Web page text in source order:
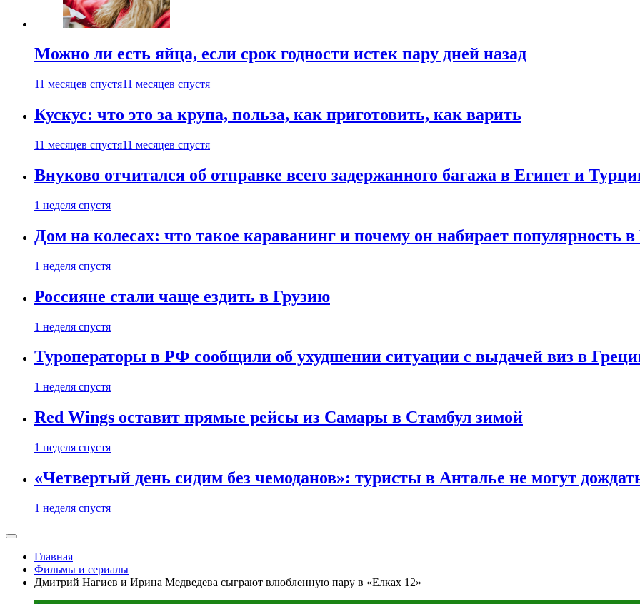
Можно ли есть яйца, если срок годности истек пару дней назад
11 месяцев спустя11 месяцев спустя
Кускус: что это за крупа, польза, как приготовить, как варить
11 месяцев спустя11 месяцев спустя
Внуково отчитался об отправке всего задержанного багажа в Египет и
1 неделя спустя
Дом на колесах: что такое караванинг и почему он набирает популярность в
1 неделя спустя
Россияне стали чаще ездить в Грузию
1 неделя спустя
Туроператоры в РФ сообщили об ухудшении ситуации с выдачей виз в
1 неделя спустя
Red Wings оставит прямые рейсы из Самары в Стамбул зимой
1 неделя спустя
«Четвертый день сидим без чемоданов»: туристы в Анталье не могут
1 неделя спустя
Главная
Фильмы и сериалы
Дмитрий Нагиев и Ирина Медведева сыграют влюбленную пару в «Елках 12»